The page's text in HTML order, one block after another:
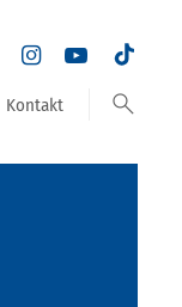
Kontakt search